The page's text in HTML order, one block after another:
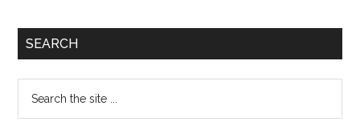
Primary
SEARCH
Search
the